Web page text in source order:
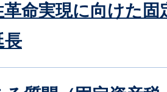
革命実現に向けた固
長